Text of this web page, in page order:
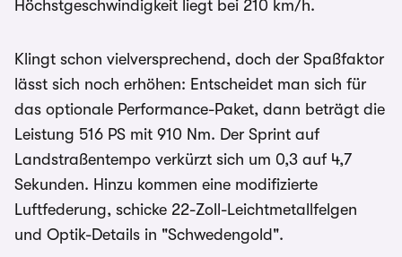
Höchstgeschwindigkeit liegt bei 210 km/h.
Klingt schon vielversprechend, doch der Spaßfaktor
lässt sich noch erhöhen: Entscheidet man sich für
das optionale Performance-Paket, dann beträgt die
Leistung 516 PS mit 910 Nm. Der Sprint auf
Landstraßentempo verkürzt sich um 0,3 auf 4,7
Sekunden. Hinzu kommen eine modifizierte
Luftfederung, schicke 22-Zoll-Leichtmetallfelgen
und Optik-Details in "Schwedengold".